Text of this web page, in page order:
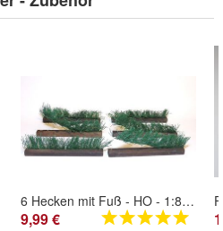
6 Hecken mit Fuß - HO - 1:87 - Nr.100
9,99 €